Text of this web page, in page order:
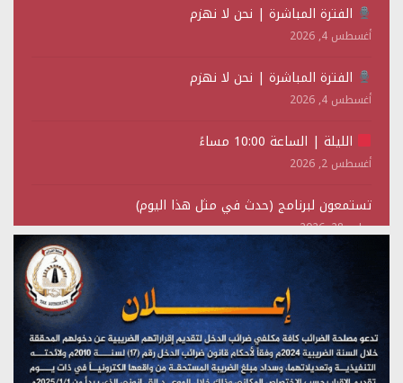
الفترة المباشرة | نحن لا نهزم
أغسطس 4, 2026
الفترة المباشرة | نحن لا نهزم
أغسطس 4, 2026
الليلة | الساعة 10:00 مساءً
أغسطس 2, 2026
تستمعون لبرنامج (حدث في مثل هذا اليوم)
يوليو 28, 2026
(نحن لا نهزم) بث مباشر
تستمعون لبرنامج (هندسة الوهم)
يوليو 28, 2026